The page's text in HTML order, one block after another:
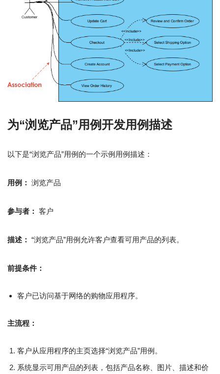
为“浏览产品”用例开发用例描述
以下是“浏览产品”用例的一个示例用例描述：
用例： 浏览产品
参与者： 客户
描述： “浏览产品”用例允许客户查看可用产品的列表。
前提条件：
客户已访问基于网络的购物应用程序。
主流程：
客户从应用程序的主页选择“浏览产品”用例。
系统显示可用产品的列表，包括产品名称、图片、描述和价